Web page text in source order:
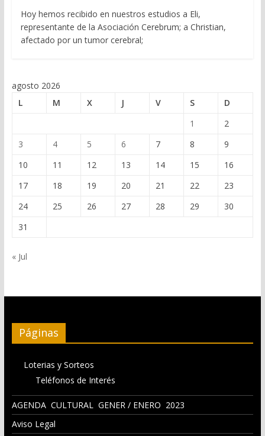
Hoy hemos recibido en nuestros estudios a Eli,
representante de la Asociación Cerebrum; a Christian,
afectado por un tumor cerebral;
agosto 2026
L
M X J V S
D
1
2
3
4 5 6 7 8
9
10
11 12 13 14 15
16
17
18 19 20 21 22
23
24
25 26 27 28 29
30
31
« Jul
Páginas
Loterias y Sorteos
Teléfonos de Interés
AGENDA CULTURAL GENER / ENERO 2023
Aviso Legal